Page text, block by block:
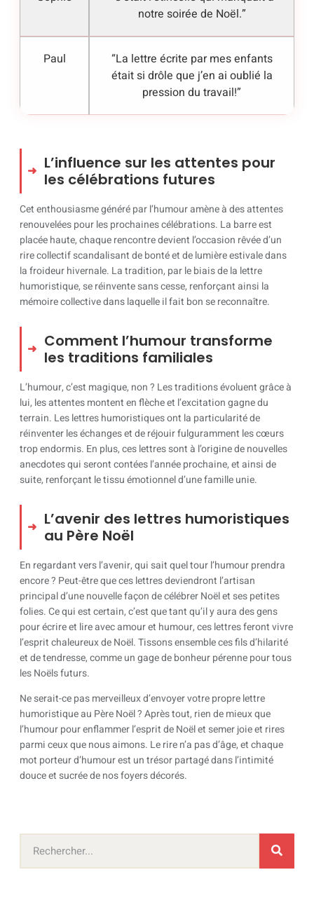
notre soirée de Noël.”
Paul
“La lettre écrite par mes enfants
était si drôle que j’en ai oublié la
pression du travail!”
L’influence sur les attentes pour
les célébrations futures
Cet enthousiasme généré par l’humour amène à des attentes
renouvelées pour les prochaines célébrations. La barre est
placée haute, chaque rencontre devient l’occasion rêvée d’un
rire collectif scandalisant de bonté et de lumière estivale dans
la froideur hivernale. La tradition, par le biais de la lettre
humoristique, se réinvente sans cesse, renforçant ainsi la
mémoire collective dans laquelle il fait bon se reconnaître.
Comment l’humour transforme
les traditions familiales
L’humour, c’est magique, non ? Les traditions évoluent grâce à
lui, les attentes montent en flèche et l’excitation gagne du
terrain. Les lettres humoristiques ont la particularité de
réinventer les échanges et de réjouir fulguramment les cœurs
trop endormis. En plus, ces lettres sont à l’origine de nouvelles
anecdotes qui seront contées l’année prochaine, et ainsi de
suite, renforçant le tissu émotionnel d’une famille unie.
L’avenir des lettres humoristiques
au Père Noël
En regardant vers l’avenir, qui sait quel tour l’humour prendra
encore ? Peut-être que ces lettres deviendront l’artisan
principal d’une nouvelle façon de célébrer Noël et ses petites
folies. Ce qui est certain, c’est que tant qu’il y aura des gens
pour écrire et lire avec amour et humour, ces lettres feront vivre
l’esprit chaleureux de Noël. Tissons ensemble ces fils d’hilarité
et de tendresse, comme un gage de bonheur pérenne pour tous
les Noëls futurs.
Ne serait-ce pas merveilleux d’envoyer votre propre lettre
humoristique au Père Noël ? Après tout, rien de mieux que
l’humour pour enflammer l’esprit de Noël et semer joie et rires
parmi ceux que nous aimons. Le rire n’a pas d’âge, et chaque
mot porteur d’humour est un trésor partagé dans l’intimité
douce et sucrée de nos foyers décorés.